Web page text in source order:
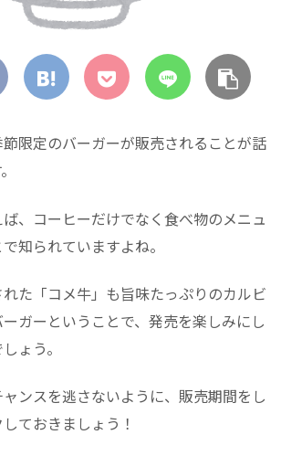
限定のバーガーが販売されることが話
、コーヒーだけでなく食べ物のメニュ
知られていますよね。
た「コメ牛」も旨味たっぷりのカルビ
ガーということで、発売を楽しみにし
ょう。
ンスを逃さないように、販売期間をし
ておきましょう！